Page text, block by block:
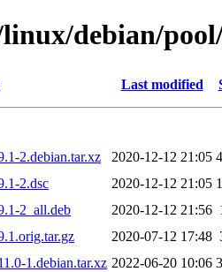
debian/
Last modified
2.debian.tar.xz
2020-12-12 21:05
2.dsc
2020-12-12 21:05
2_all.deb
2020-12-12 21:56
2020-07-12 17:48
1.debian.tar.xz 2022-06-20 10:06